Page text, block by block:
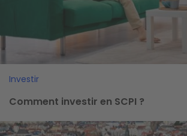
Investir
Comment investir en SCPI ?
Image